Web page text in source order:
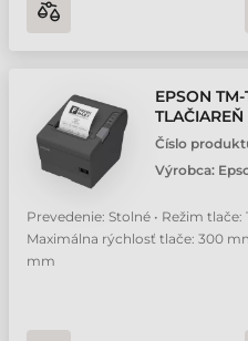
EPSON
TLAČIAREŇ
Číslo
Výrobca:
Prevedenie: Stolné • Režim tlače:
Maximálna rýchlosť tlače: 300
mm